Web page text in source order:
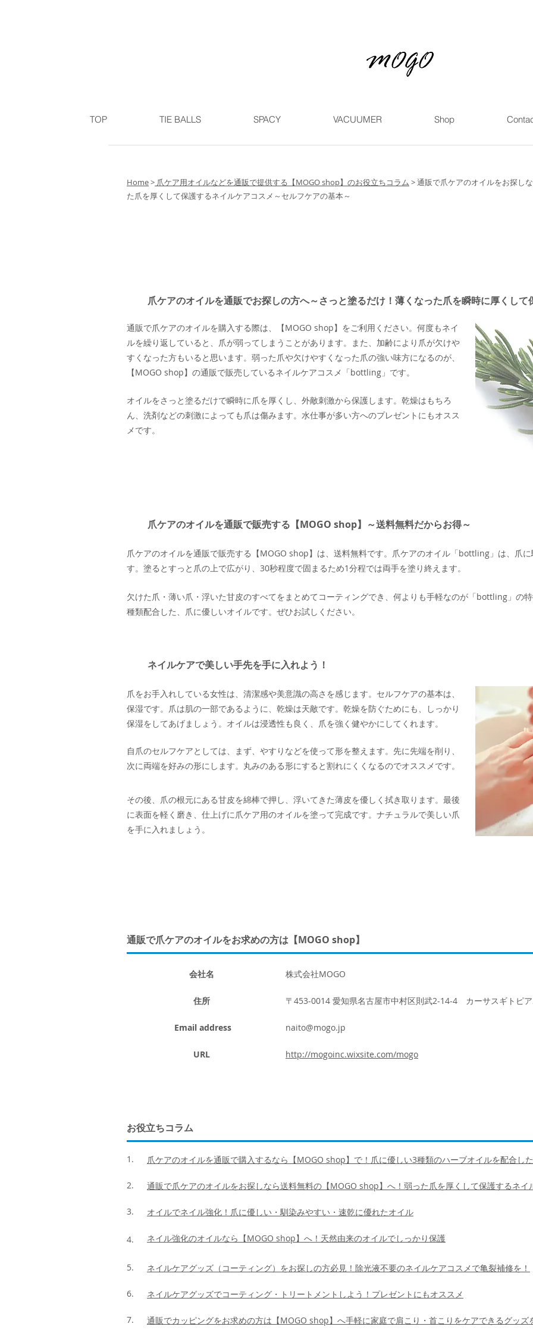
TOP TIE BALLS SPACY VACUUMER Shop
Home> 爪ケア用オイルなどを通販で提供する【MOGO shop】のお役立ちコラム >通販で爪ケアのオイルをお探し
た爪を厚くして保護するネイルケアコスメ～セルフケアの基本～
爪ケアのオイルを通販でお探しの方へ～さっと塗るだけ！薄くなった爪を瞬時に厚くして
通販で爪ケアのオイルを購入する際は、【MOGO shop】をご利用ください。何度もネイ
ルを繰り返していると、爪が弱ってしまうことがあります。また、加齢により爪が欠けや
すくなった方もいると思います。弱った爪や欠けやすくなった爪の強い味方になるのが、
【MOGO shop】の通販で販売しているネイルケアコスメ「bottling」です。
オイルをさっと塗るだけで瞬時に爪を厚くし、外敵刺激から保護します。乾燥はもちろ
ん、洗剤などの刺激によっても爪は傷みます。水仕事が多い方へのプレゼントにもオスス
メです。
爪ケアのオイルを通販で販売する【MOGO shop】～送料無料だからお得～
爪ケアのオイルを通販で販売する【MOGO shop】は、送料無料です。爪ケアのオイル「bottling」は、爪
す。塗るとすっと爪の上で広がり、30秒程度で固まるため1分程では両手を塗り終えます。
欠けた爪・薄い爪・浮いた甘皮のすべてをまとめてコーティングでき、何よりも手軽なのが「bottling」の
種類配合した、爪に優しいオイルです。ぜひお試しください。
ネイルケアで美しい手先を手に入れよう！
爪をお手入れしている女性は、清潔感や美意識の高さを感じます。セルフケアの基本は、
保湿です。爪は肌の一部であるように、乾燥は天敵です。乾燥を防ぐためにも、しっかり
保湿をしてあげましょう。オイルは浸透性も良く、爪を強く健やかにしてくれます。
自爪のセルフケアとしては、まず、やすりなどを使って形を整えます。先に先端を削り、
次に両端を好みの形にします。丸みのある形にすると割れにくくなるのでオススメです。
その後、爪の根元にある甘皮を綿棒で押し、浮いてきた薄皮を優しく拭き取ります。最後
に表面を軽く磨き、仕上げに爪ケア用のオイルを塗って完成です。ナチュラルで美しい爪
を手に入れましょう。
通販で爪ケアのオイルをお求めの方は【MOGO shop】
会社名 株式会社MOGO
住所 〒453-0014 愛知県名古屋市中村区則武2-14-4 カーサスギトピ
Email address naito@mogo.jp
URL http://mogoinc.wixsite.com/mogo
お役立ちコラム
1. 爪ケアのオイルを通販で購入するなら【MOGO shop】で！爪に優しい3種類のハーブオイルを配合し
2. 通販で爪ケアのオイルをお探しなら送料無料の【MOGO shop】へ！弱った爪を厚くして保護するネイ
3. オイルでネイル強化！爪に優しい・馴染みやすい・速乾に優れたオイル
4. ネイル強化のオイルなら【MOGO shop】へ！天然由来のオイルでしっかり保護
5. ネイルケアグッズ（コーティング）をお探しの方必見！除光液不要のネイルケアコスメで亀裂補修を！
6. ネイルケアグッズでコーティング・トリートメントしよう！プレゼントにもオススメ
7. 通販でカッピングをお求めの方は【MOGO shop】へ手軽に家庭で肩こり・首こりをケアできるグッズ